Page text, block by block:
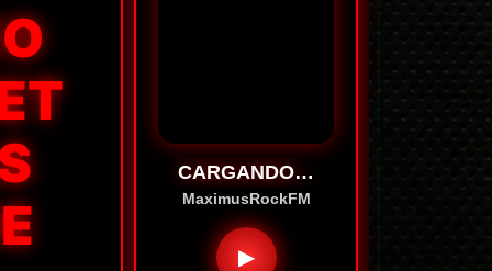
CARGANDO…
MaximusRockFM
▶